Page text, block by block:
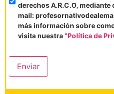
derechos A.R.C.O,
mail:
más información sobre
visita nuestra“Política de
Enviar